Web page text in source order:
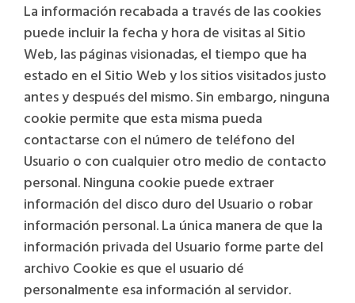
La información recabada a través de las cookies
puede incluir la fecha y hora de visitas al Sitio
Web, las páginas visionadas, el tiempo que ha
estado en el Sitio Web y los sitios visitados justo
antes y después del mismo. Sin embargo, ninguna
cookie permite que esta misma pueda
contactarse con el número de teléfono del
Usuario o con cualquier otro medio de contacto
personal. Ninguna cookie puede extraer
información del disco duro del Usuario o robar
información personal. La única manera de que la
información privada del Usuario forme parte del
archivo Cookie es que el usuario dé
personalmente esa información al servidor.